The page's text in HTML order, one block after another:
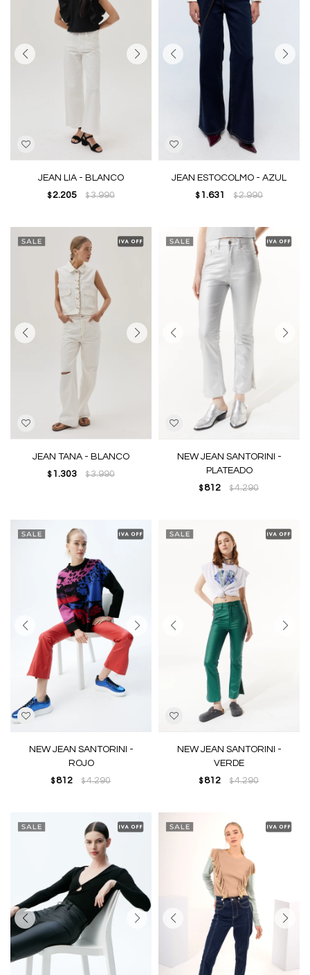
JEAN LIA - BLANCO
$ 2.205 $3.990
JEAN ESTOCOLMO - AZUL
$ 1.631 $2.990
JEAN TANA - BLANCO
$ 1.303 $3.990
NEW JEAN SANTORINI -
PLATEADO
$ 812 $4.290
NEW JEAN SANTORINI -
ROJO
$ 812 $4.290
NEW JEAN SANTORINI -
VERDE
$ 812 $4.290